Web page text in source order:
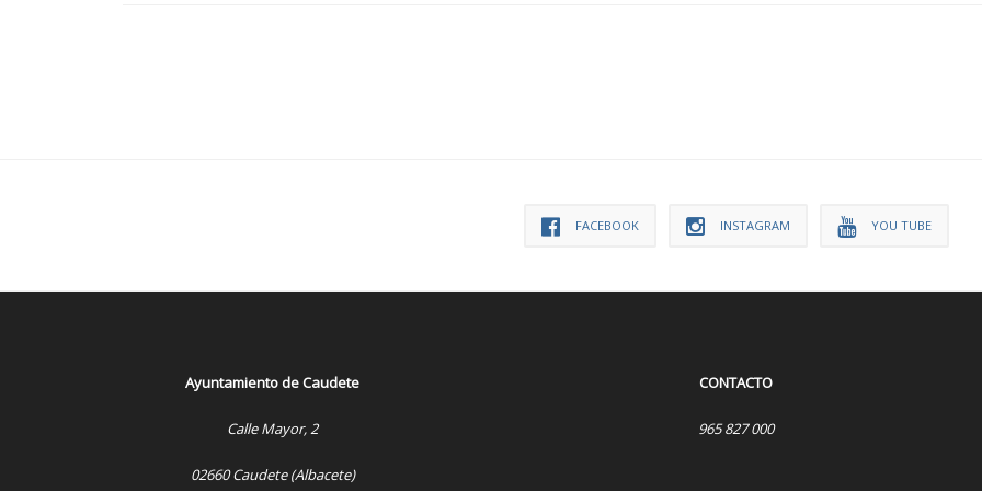
FACEBOOK INSTAGRAM YOU TUBE
Ayuntamiento de Caudete
Calle Mayor, 2
02660 Caudete (Albacete)
CONTACTO
965 827 000